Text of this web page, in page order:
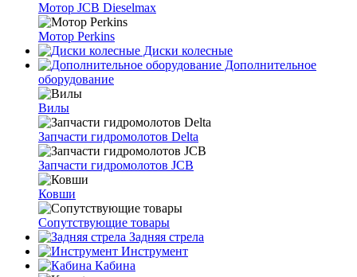
Мотор JCB Dieselmax
Мотор Perkins
Диски колесные
Дополнительное
оборудование
Вилы
Запчасти гидромолотов Delta
Запчасти гидромолотов JCB
Ковши
Сопутствующие товары
Задняя стрела
Инструмент
Кабина